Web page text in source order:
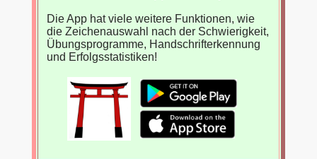
Die App hat viele weitere Funktionen, wie
die Zeichenauswahl nach der Schwierigkeit,
Übungsprogramme, Handschrifterkennung
und Erfolgsstatistiken!